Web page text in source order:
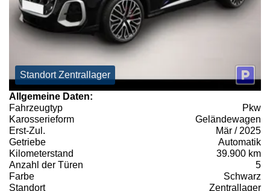
Standort Zentrallager
Allgemeine Daten:
Fahrzeugtyp
Pkw
Karosserieform
Geländewagen
Erst-Zul.
Mär / 2025
Getriebe
Automatik
Kilometerstand
39.900 km
Anzahl der Türen
5
Farbe
Schwarz
Standort
Zentrallager